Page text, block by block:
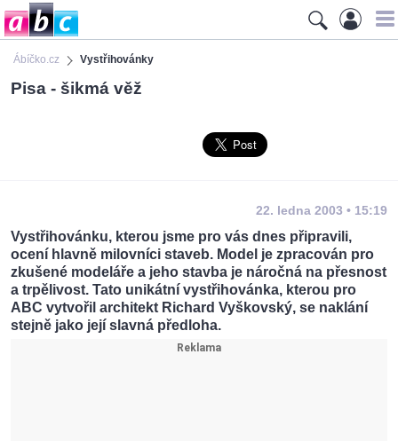
Ábíčko.cz Vystřihovánky
Pisa - šikmá věž
22. ledna 2003 • 15:19
Vystřihovánku, kterou jsme pro vás dnes připravili,
ocení hlavně milovníci staveb. Model je zpracován pro
zkušené modeláře a jeho stavba je náročná na přesnost
a trpělivost. Tato unikátní vystřihovánka, kterou pro
ABC vytvořil architekt Richard Vyškovský, se naklání
stejně jako její slavná předloha.